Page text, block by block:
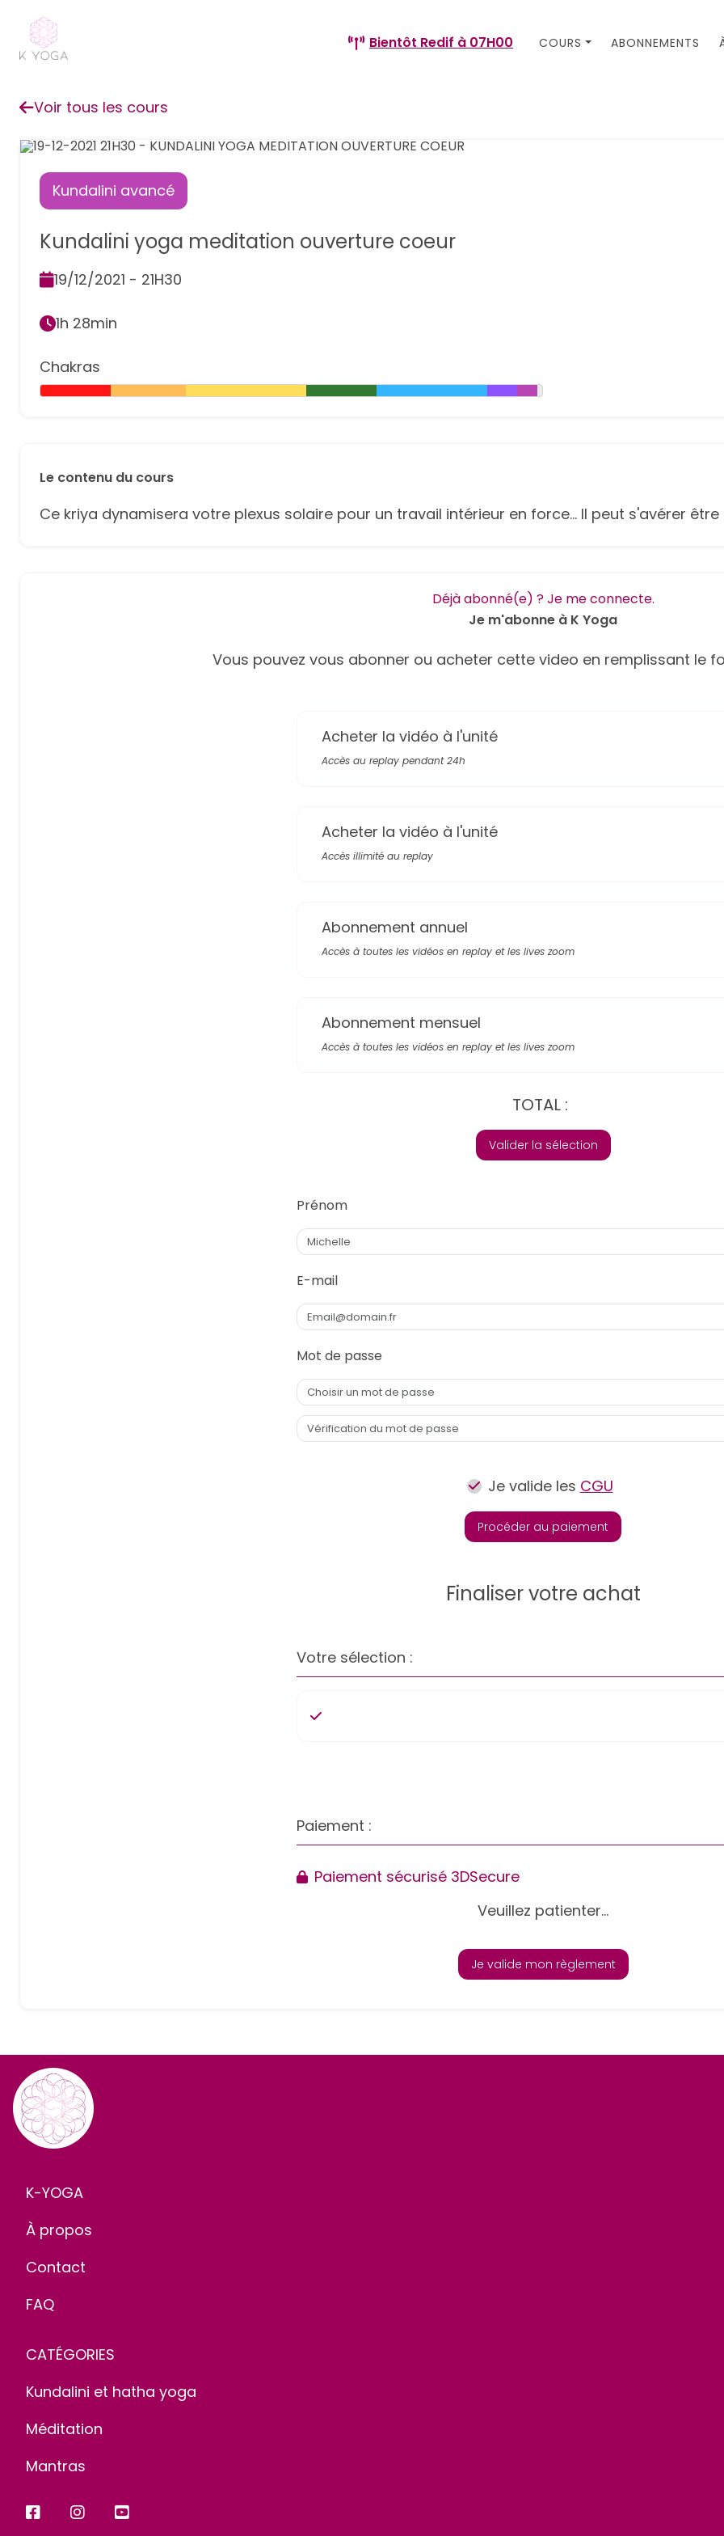
Bientôt Redif à 07H00 COURS ABONNEMENTS
Voir tous les cours
Kundalini avancé
Chakras
Kundalini yoga meditation ouverture coeur
19/12/2021 - 21H30
1h 28min
Le contenu du cours
Ce kriya dynamisera votre plexus solaire pour un travail intérieur en force... Il peut s'avérer
Déjà abonné(e) ? Je me connecte.
Je m'abonne à K Yoga
Vous pouvez vous abonner ou acheter cette video en remplissant le
Acheter la vidéo à l'unité
Accès au replay pendant 24h
Acheter la vidéo à l'unité
Accès illimité au replay
Abonnement annuel
Accès à toutes les vidéos en replay et les lives zoom
Abonnement mensuel
Accès à toutes les vidéos en replay et les lives zoom
TOTAL :
Valider la sélection
Prénom
E-mail
Mot de passe
Je valide les CGU
Procéder au paiement
Finaliser votre achat
Votre sélection :
Paiement :
Paiement sécurisé 3DSecure
Veuillez patienter...
Je valide mon règlement
K-YOGA
À propos
Contact
FAQ
CATÉGORIES
Kundalini et hatha yoga
Méditation
Mantras